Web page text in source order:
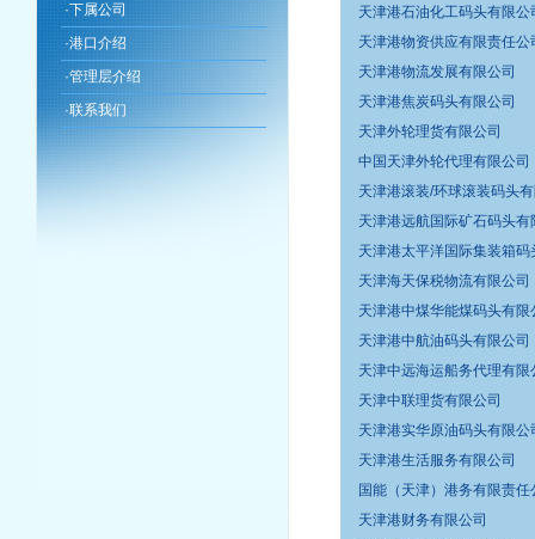
·下属公司
·港口介绍
·管理层介绍
·联系我们
天津港石油化工码头有限公
天津港物资供应有限责任公
天津港物流发展有限公司
天津港焦炭码头有限公司
天津外轮理货有限公司
中国天津外轮代理有限公司
天津港滚装/环球滚装码头
天津港远航国际矿石码头有
天津港太平洋国际集装箱码
天津海天保税物流有限公司
天津港中煤华能煤码头有限
天津港中航油码头有限公司
天津中远海运船务代理有限
天津中联理货有限公司
天津港实华原油码头有限公
天津港生活服务有限公司
国能（天津）港务有限责任
天津港财务有限公司